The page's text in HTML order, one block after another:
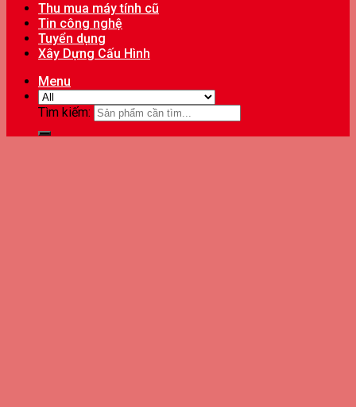
Thu mua máy tính cũ
Tin công nghệ
Tuyển dụng
Xây Dựng Cấu Hình
Menu
Tìm kiếm: